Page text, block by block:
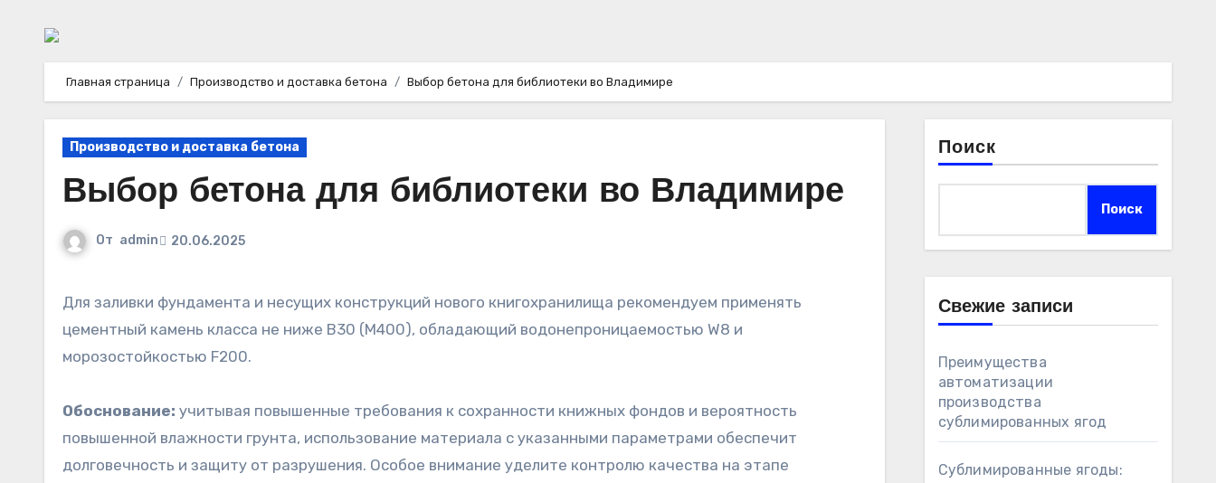
Главная страница Производство и доставка бетона Выбор бетона для библиотеки во Владимире
Производство и доставка бетона
Выбор бетона для библиотеки во Владимире
От admin 20.06.2025
Для заливки фундамента и несущих конструкций нового книгохранилища рекомендуем применять
цементный камень класса не ниже B30 (М400), обладающий водонепроницаемостью W8 и
морозостойкостью F200.
Обоснование: учитывая повышенные требования к сохранности книжных фондов и вероятность
повышенной влажности грунта, использование материала с указанными параметрами обеспечит
долговечность и защиту от разрушения. Особое внимание уделите контролю качества на этапе
Поиск
Поиск
Свежие записи
Преимущества
автоматизации
производства
сублимированных ягод
Сублимированные ягоды: